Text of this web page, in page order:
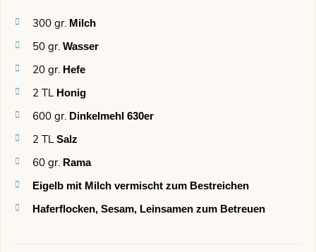
300 gr. Milch
50 gr. Wasser
20 gr. Hefe
2 TL Honig
600 gr. Dinkelmehl 630er
2 TL Salz
60 gr. Rama
Eigelb mit Milch vermischt zum Bestreichen
Haferflocken, Sesam, Leinsamen zum Betreuen